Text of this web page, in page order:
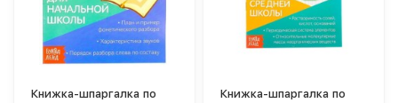
Книжка-шпаргалка по
Книжка-шпаргалка по